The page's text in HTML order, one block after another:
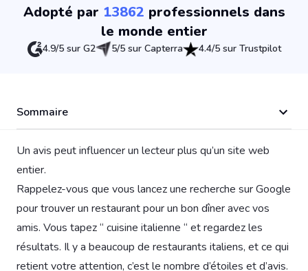
Adopté par 13862 professionnels dans
le monde entier
4.9/5 sur G2 5/5 sur Capterra 4.4/5 sur Trustpilot
Sommaire
Un avis peut influencer un lecteur plus qu’un site web
entier.
Rappelez-vous que vous lancez une recherche sur Google
pour trouver un restaurant pour un bon dîner avec vos
amis. Vous tapez “ cuisine italienne “ et regardez les
résultats. Il y a beaucoup de restaurants italiens, et ce qui
retient votre attention, c’est le nombre d’étoiles et d’avis.